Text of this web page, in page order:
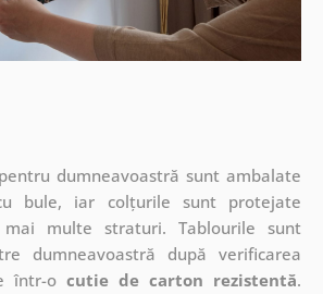
dumneavoastră sunt ambalate
bule, iar colțurile sunt protejate
mai multe straturi.Tablourile sunt
dumneavoastră după verificarea
într-o cutie de carton rezistentă.